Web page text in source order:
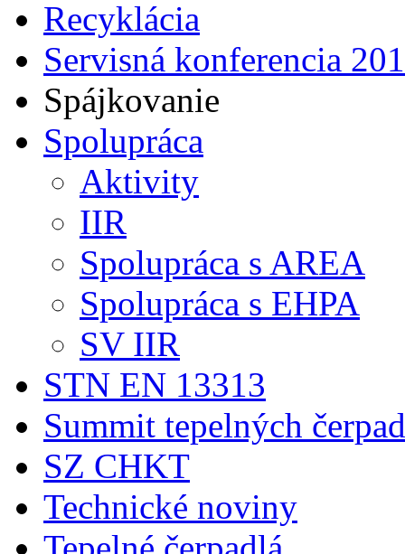
Recyklácia
Servisná konferencia
Spájkovanie
Spolupráca
Aktivity
IIR
Spolupráca s AREA
Spolupráca s EHPA
SV IIR
STN EN 13313
Summit tepelných
SZ CHKT
Technické noviny